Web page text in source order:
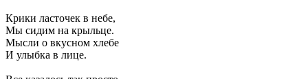
Крики ласточек в небе,
Мы сидим на крыльце.
Мысли о вкусном хлебе
И улыбка в лице.